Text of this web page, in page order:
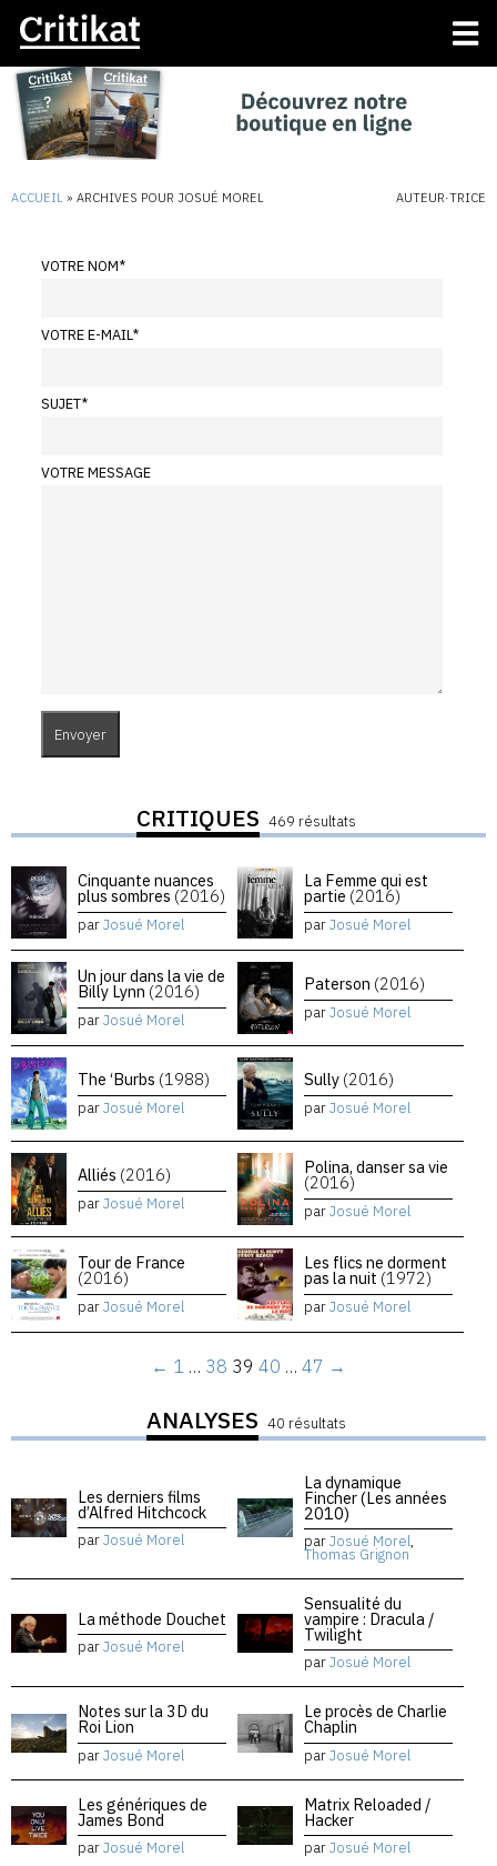
ACCUEIL » ARCHIVES POUR JOSUÉ MOREL AUTEUR·TRICE
VOTRE NOM*
VOTRE E-MAIL*
SUJET*
VOTRE MESSAGE
CRITIQUES 469 résultats
Cinquante nuances
plus sombres (2016)
parJosué Morel
La Femme qui est
partie (2016)
parJosué Morel
Un jour dans la vie de
Billy Lynn (2016)
parJosué Morel
Paterson (2016)
parJosué Morel
The ‘Burbs (1988)
parJosué Morel
Sully (2016)
parJosué Morel
Alliés (2016)
parJosué Morel
Polina, danser sa vie
(2016)
parJosué Morel
Tour de France
(2016)
parJosué Morel
Les flics ne dorment
pas la nuit (1972)
parJosué Morel
← 1 … 38 39 40 … 47 →
ANALYSES 40 résultats
Les derniers films
d’Alfred Hitchcock
parJosué Morel
La dynamique
Fincher (Les années
2010)
parJosué Morel,
Thomas Grignon
La méthode Douchet
parJosué Morel
Sensualité du
vampire : Dracula /
Twilight
parJosué Morel
Notes sur la 3D du
Roi Lion
parJosué Morel
Le procès de Charlie
Chaplin
parJosué Morel
Les génériques de
James Bond
parJosué Morel
Matrix Reloaded /
Hacker
parJosué Morel